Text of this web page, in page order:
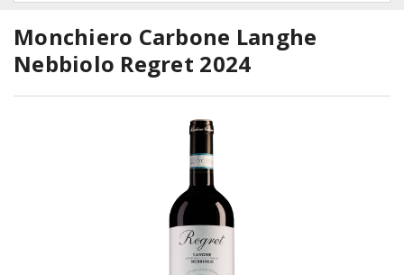
Monchiero Carbone Langhe
Nebbiolo Regret 2024